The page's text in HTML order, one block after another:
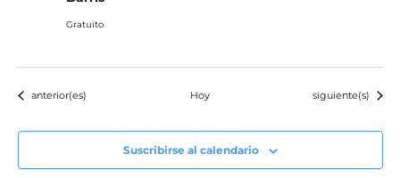
Gratuito
Eventos
anterior(es) Hoy Eventos
siguiente(s)
Suscribirse al calendario